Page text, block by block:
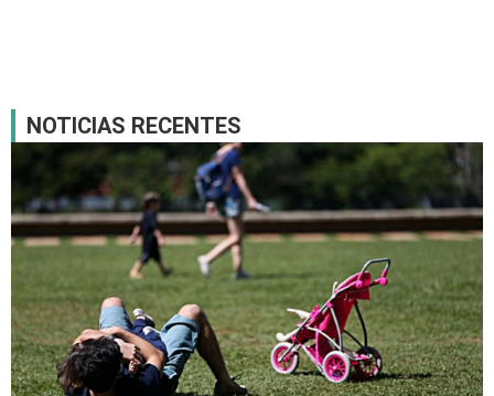
NOTICIAS RECENTES